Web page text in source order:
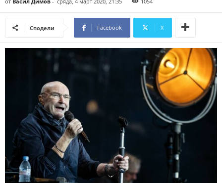
Сподели Facebook X